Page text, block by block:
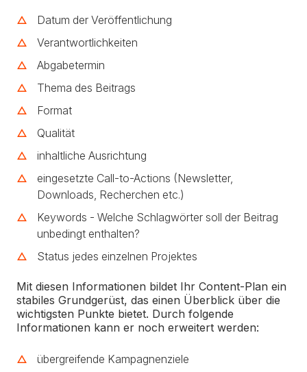
Datum der Veröffentlichung
Verantwortlichkeiten
Abgabetermin
Thema des Beitrags
Format
Qualität
inhaltliche Ausrichtung
eingesetzte Call-to-Actions (Newsletter,
Downloads, Recherchen etc.)
Keywords - Welche Schlagwörter soll der Beitrag
unbedingt enthalten?
Status jedes einzelnen Projektes
Mit diesen Informationen bildet Ihr Content-Plan ein
stabiles Grundgerüst, das einen Überblick über die
wichtigsten Punkte bietet. Durch folgende
Informationen kann er noch erweitert werden:
übergreifende Kampagnenziele